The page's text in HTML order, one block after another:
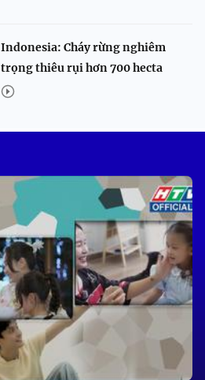
Indonesia: Cháy rừng nghiêm
trọng thiêu rụi hơn 700 hecta